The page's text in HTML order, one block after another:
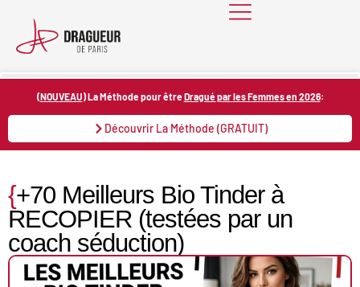
content
(NOUVEAU) La Méthode pour être Dragué par les Femmes en 2026:
Découvrir La Méthode (GRATUIT)
{+70 Meilleurs Bio Tinder à
RECOPIER (testées par un
coach séduction)